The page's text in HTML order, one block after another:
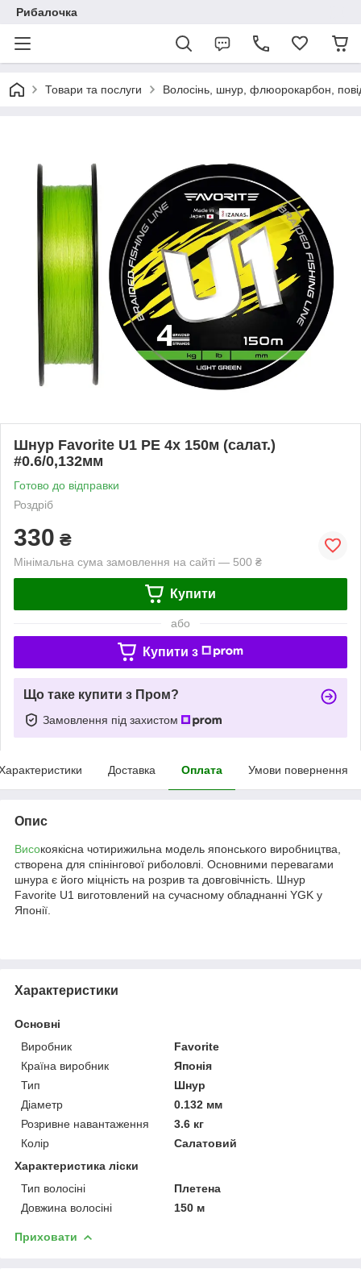
Рибалочка
Товари та послуги Волосінь, шнур, флюорокарбон,
Шнур Favorite U1 PE 4x 150м (салат.)
#0.6/0,132мм
Готово до відправки
Роздріб
330 ₴
Мінімальна сума замовлення на сайті — 500 ₴
Купити
або
Купити з
Що таке купити з Пром?
Замовлення під захистом
Доставка Оплата Умови повернення
Опис
Високоякісна чотирижильна модель японського виробництва,
створена для спінінгової риболовлі. Основними перевагами
шнура є його міцність на розрив та довговічність. Шнур
Favorite U1 виготовлений на сучасному обладнанні YGK у
Японії.
Характеристики
Основні
Виробник
Favorite
Країна виробник
Японія
Тип
Шнур
Діаметр
0.132 мм
Розривне навантаження
3.6 кг
Колір
Салатовий
Характеристика ліски
Тип волосіні
Плетена
Довжина волосіні
150 м
Приховати